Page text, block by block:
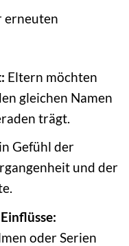
erneuten
Eltern möchten
gleichen Namen
trägt.
Gefühl der
und der
oder Serien